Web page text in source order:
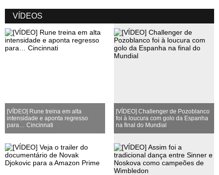
VÍDEOS
[VÍDEO] Rune treina em alta
intensidade e aponta regresso
para… Cincinnati
[VÍDEO] Challenger de Pozoblanco
foi à loucura com golo da Espanha
na final do Mundial